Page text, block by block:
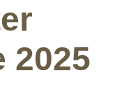
2025